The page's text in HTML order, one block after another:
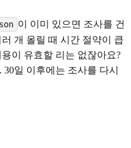
이 이미 있으면 조사를 건
개 올릴 때 시간 절약이 큽
이 유효할 리는 없잖아요?
일 이후에는 조사를 다시